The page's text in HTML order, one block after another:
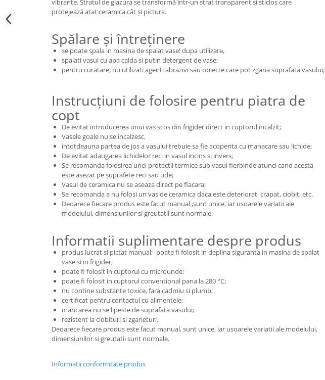
vibrante. Stratul de glazura se transformă într-un strat transparent si sticlos care
protejează atat ceramica cât și pictura.
Spălare și întreținere
se poate spala in masina de spalat vase! dupa utilizare,
spalati vasul cu apa calda si putin detergent de vase;
pentru curatare, nu utilizati agenti abrazivi sau obiecte care pot zgaria suprafata vasului;
Instrucțiuni de folosire pentru piatra de
copt
De evitat introducerea unui vas scos din frigider direct in cuptorul incalzit;
Vasele goale nu se incalzesc,
intotdeauna partea de jos a vasului trebuie sa fie acoperita cu manacare sau lichide;
De evitat adaugarea lichidelor reci in vasul incins si invers;
Se recomanda folosirea unei protectii termice sub vasul fierbinde atunci cand acesta
este asezat pe suprafete reci sau ude;
Vasul de ceramica nu se aseaza direct pe flacara;
Se recomanda a nu folosi un vas de ceramica daca este deteriorat, crapat, ciobit, etc.
Deoarece fiecare produs este facut manual ,sunt unice, iar usoarele variatii ale
modelului, dimensiunilor si greutatii sunt normale.
Informatii suplimentare despre produs
produs lucrat si pictat manual; -poate fi folosit in deplina siguranta in masina de spalat
vase si in frigider;
poate fi folosit in cuptorul cu microunde;
poate fi folosit in cuptorul conventional pana la 280 °C;
nu contine substante toxice, fara cadmiu si plumb;
certificat pentru contactul cu alimentele;
mancarea nu se lipeste de suprafata vasului;
rezistent la ciobituri si zgarieturi.
Deoarece fiecare produs este facut manual, sunt unice, iar usoarele variatii ale modelului,
dimensiunilor si greutatii sunt normale.
Informatii conformitate produs